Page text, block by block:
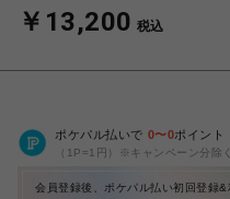
￥13,200 税込
ポケパル払いで 0〜0ポイント
（1P=1円）※キャンペーン分除く
会員登録後、ポケパル払い初回登録&